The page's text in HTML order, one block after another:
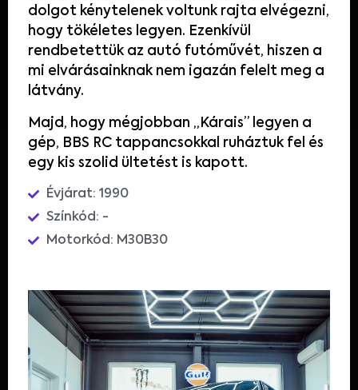
dolgot kénytelenek voltunk rajta elvégezni,
hogy tökéletes legyen. Ezenkívül
rendbetettük az autó futóművét, hiszen a
mi elvárásainknak nem igazán felelt meg a
látvány.
Majd, hogy mégjobban „Kárais” legyen a
gép, BBS RC tappancsokkal ruháztuk fel és
egy kis szolid ültetést is kapott.
Évjárat: 1990
Színkód: -
Motorkód: M30B30